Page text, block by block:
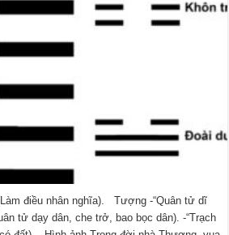
điều nhân nghĩa). Tượng -“Quân tử dĩ
tử dạy dân, che trở, bao bọc dân). -“Trạch